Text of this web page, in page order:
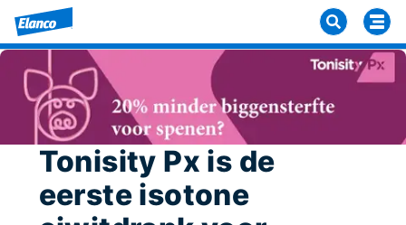
Tonisity Px is de
eerste isotone